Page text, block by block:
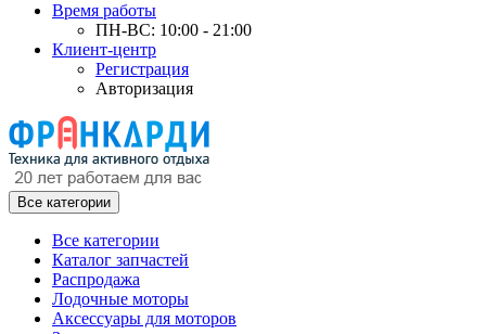
Время работы
ПН-ВС: 10:00 - 21:00
Клиент-центр
Регистрация
Авторизация
Все категории
Все категории
Каталог запчастей
Распродажа
Лодочные моторы
Аксессуары для моторов